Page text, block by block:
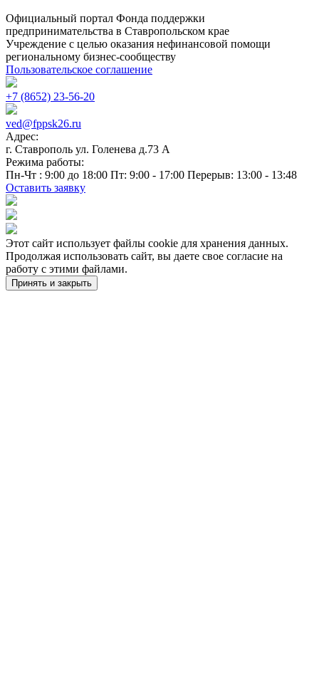
Официальный портал Фонда поддержки
предпринимательства в Ставропольском крае
Учреждение с целью оказания нефинансовой помощи
региональному бизнес-сообществу
Пользовательское соглашение
+7 (8652) 23-56-20
ved@fppsk26.ru
Адрес:
г. Ставрополь ул. Голенева д.73 A
Режима работы:
Пн-Чт : 9:00 до 18:00 Пт: 9:00 - 17:00 Перерыв: 13:00 - 13:48
Оставить заявку
Этот сайт использует файлы cookie для хранения данных.
Продолжая использовать сайт, вы даете свое согласие на
работу с этими файлами.
Принять и закрыть